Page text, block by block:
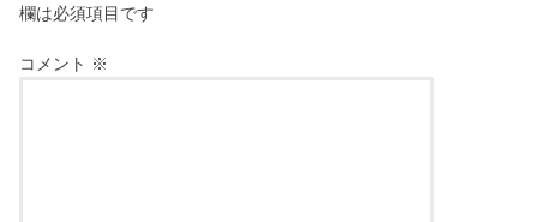
欄は必須項目です
コメント ※